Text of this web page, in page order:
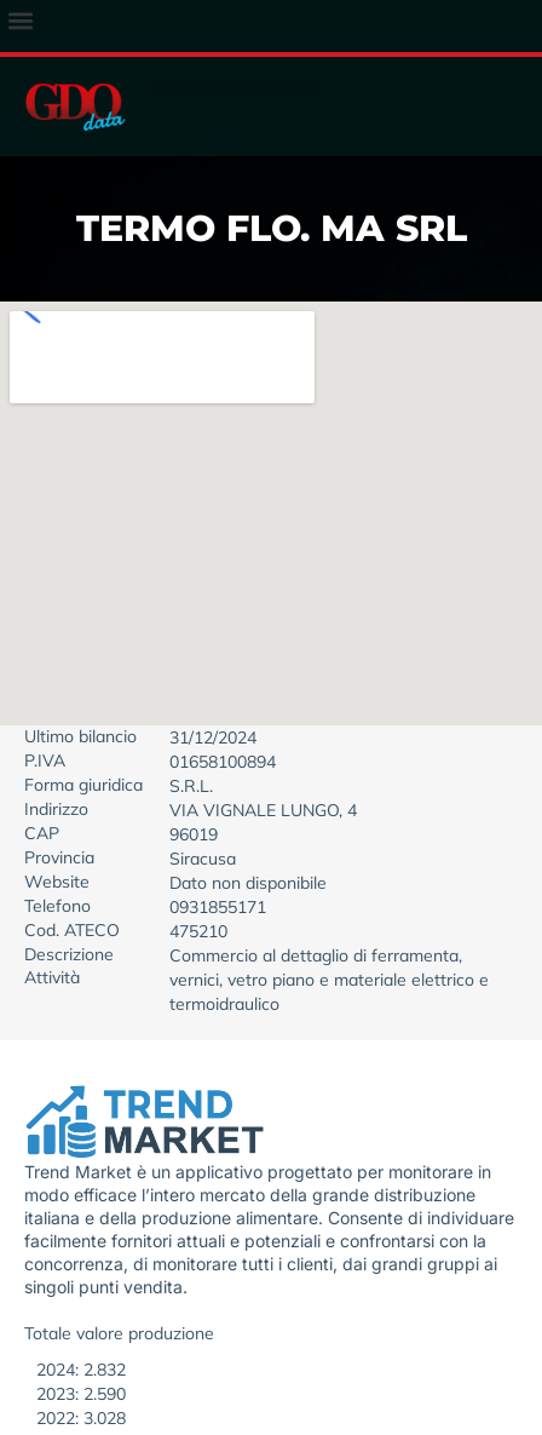
TERMO FLO. MA SRL
Ultimo bilancio
31/12/2024
P.IVA
01658100894
Forma giuridica
S.R.L.
Indirizzo
VIA VIGNALE LUNGO, 4
CAP
96019
Provincia
Siracusa
Website
Dato non disponibile
Telefono
0931855171
Cod. ATECO
475210
Descrizione
Attività
Commercio al dettaglio di ferramenta,
vernici, vetro piano e materiale elettrico e
termoidraulico
Trend Market è un applicativo progettato per monitorare in
modo efficace l’intero mercato della grande distribuzione
italiana e della produzione alimentare. Consente di individuare
facilmente fornitori attuali e potenziali e confrontarsi con la
concorrenza, di monitorare tutti i clienti, dai grandi gruppi ai
singoli punti vendita.
Totale valore produzione
2024: 2.832
2023: 2.590
2022: 3.028